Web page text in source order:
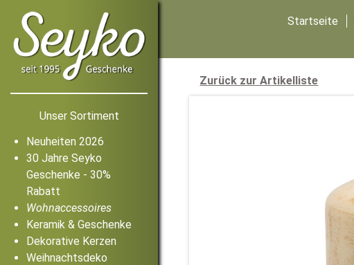
Unser Sortiment
Neuheiten 2026
30 Jahre Seyko
Geschenke - 30%
Rabatt
Wohnaccessoires
Keramik & Geschenke
Dekorative Kerzen
Weihnachtsdeko
Startseite
Zurück zur Artikelliste